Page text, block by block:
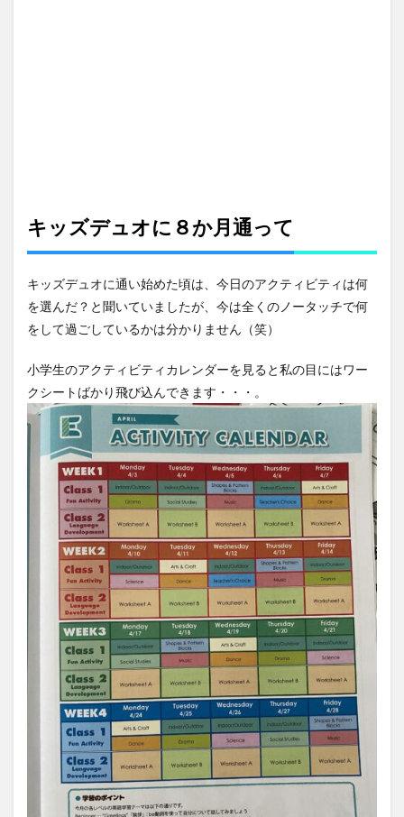
キッズデュオに８か月通って
キッズデュオに通い始めた頃は、今日のアクティビティは何
を選んだ？と聞いていましたが、今は全くのノータッチで何
をして過ごしているかは分かりません（笑）
小学生のアクティビティカレンダーを見ると私の目にはワー
クシートばかり飛び込んできます・・・。